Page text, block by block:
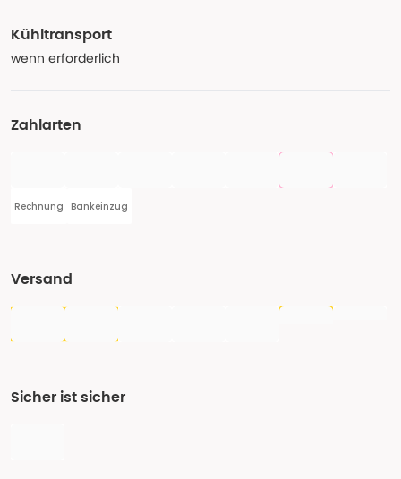
Kühltransport
wenn erforderlich
Zahlarten
Rechnung Bankeinzug
Versand
Sicher ist sicher